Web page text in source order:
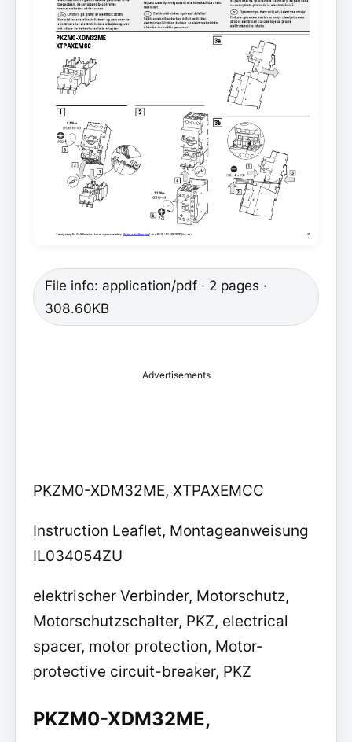
File info: application/pdf · 2 pages ·
308.60KB
Advertisements
PKZM0-XDM32ME, XTPAXEMCC
Instruction Leaflet, Montageanweisung
IL034054ZU
elektrischer Verbinder, Motorschutz,
Motorschutzschalter, PKZ, electrical
spacer, motor protection, Motor-
protective circuit-breaker, PKZ
PKZM0-XDM32ME,